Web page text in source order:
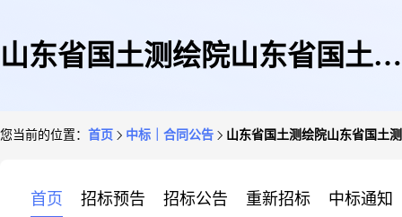
山东省国土测绘院山东省国土测
您当前的位置： 首页 中标｜合同公告 山东省国土测绘院山东省国土
首页 招标预告 招标公告 重新招标 中标通知